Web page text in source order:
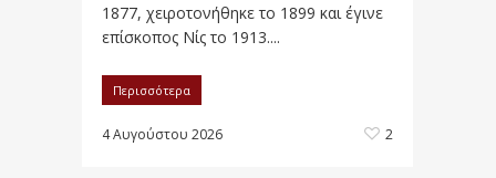
1877, χειροτονήθηκε το 1899 και έγινε
επίσκοπος Νίς το 1913....
Περισσότερα
4 Αυγούστου 2026 2